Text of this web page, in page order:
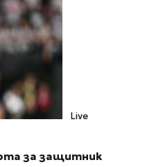
Live
за защитник